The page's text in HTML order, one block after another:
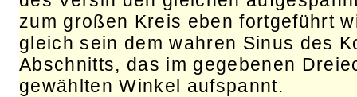
zum großen Kreis eben fortgeführt
gleich sein dem wahren Sinus des
Abschnitts, das im gegebenen
gewählten Winkel aufspannt.